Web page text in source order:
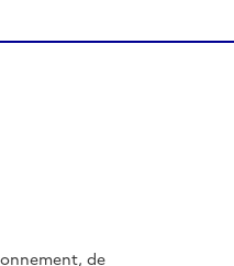
de